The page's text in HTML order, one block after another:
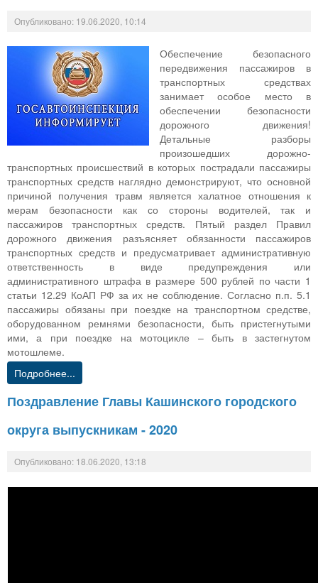
Опубликовано: 19.06.2020, 10:14
Обеспечение безопасного
передвижения пассажиров в
транспортных средствах
занимает особое место в
обеспечении безопасности
дорожного движения!
Детальные разборы
произошедших дорожно-
транспортных происшествий в которых пострадали пассажиры
транспортных средств наглядно демонстрируют, что основной
причиной получения травм является халатное отношения к
мерам безопасности как со стороны водителей, так и
пассажиров транспортных средств. Пятый раздел Правил
дорожного движения разъясняет обязанности пассажиров
транспортных средств и предусматривает административную
ответственность в виде предупреждения или
административного штрафа в размере 500 рублей по части 1
статьи 12.29 КоАП РФ за их не соблюдение. Согласно п.п. 5.1
пассажиры обязаны при поездке на транспортном средстве,
оборудованном ремнями безопасности, быть пристегнутыми
ими, а при поездке на мотоцикле – быть в застегнутом
мотошлеме.
Подробнее...
Поздравление Главы Кашинского городского
округа выпускникам - 2020
Опубликовано: 18.06.2020, 13:18